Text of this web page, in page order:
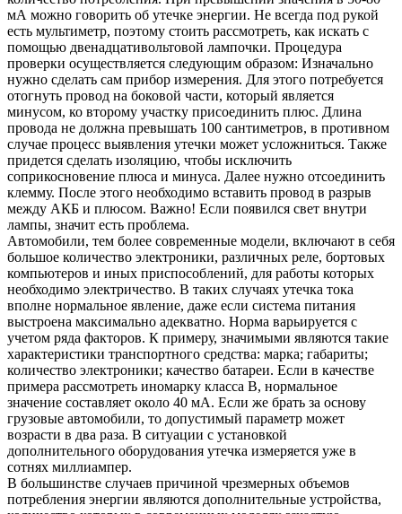
мА можно говорить об утечке энергии. Не всегда под рукой
есть мультиметр, поэтому стоить рассмотреть, как искать с
помощью двенадцативольтовой лампочки. Процедура
проверки осуществляется следующим образом: Изначально
нужно сделать сам прибор измерения. Для этого потребуется
отогнуть провод на боковой части, который является
минусом, ко второму участку присоединить плюс. Длина
провода не должна превышать 100 сантиметров, в противном
случае процесс выявления утечки может усложниться. Также
придется сделать изоляцию, чтобы исключить
соприкосновение плюса и минуса. Далее нужно отсоединить
клемму. После этого необходимо вставить провод в разрыв
между АКБ и плюсом. Важно! Если появился свет внутри
лампы, значит есть проблема.
Автомобили, тем более современные модели, включают в себя
большое количество электроники, различных реле, бортовых
компьютеров и иных приспособлений, для работы которых
необходимо электричество. В таких случаях утечка тока
вполне нормальное явление, даже если система питания
выстроена максимально адекватно. Норма варьируется с
учетом ряда факторов. К примеру, значимыми являются такие
характеристики транспортного средства: марка; габариты;
количество электроники; качество батареи. Если в качестве
примера рассмотреть иномарку класса В, нормальное
значение составляет около 40 мА. Если же брать за основу
грузовые автомобили, то допустимый параметр может
возрасти в два раза. В ситуации с установкой
дополнительного оборудования утечка измеряется уже в
сотнях миллиампер.
В большинстве случаев причиной чрезмерных объемов
потребления энергии являются дополнительные устройства,